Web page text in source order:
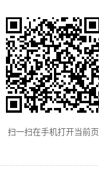
扫一扫在手机打开当前页